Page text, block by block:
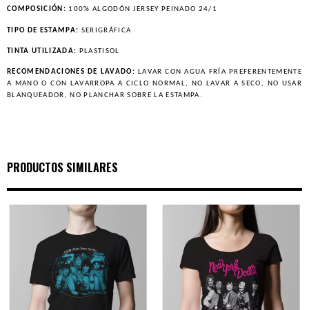
COMPOSICIÓN: 100% ALGODÓN JERSEY PEINADO 24/1
TIPO DE ESTAMPA: SERIGRÁFICA
TINTA UTILIZADA: PLASTISOL
RECOMENDACIONES DE LAVADO: LAVAR CON AGUA FRÍA PREFERENTEMENTE
A MANO O CON LAVARROPA A CICLO NORMAL, NO LAVAR A SECO, NO USAR
BLANQUEADOR, NO PLANCHAR SOBRE LA ESTAMPA.
PRODUCTOS SIMILARES